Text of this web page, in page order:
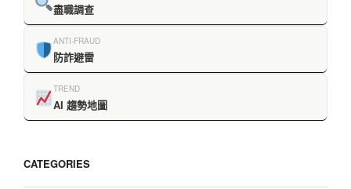
盡職調查
ANTI-FRAUD
防詐避雷
TREND
AI 趨勢地圖
CATEGORIES